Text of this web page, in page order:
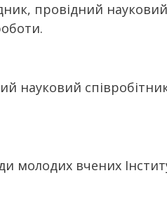
провідний
науковий
молодих вчених